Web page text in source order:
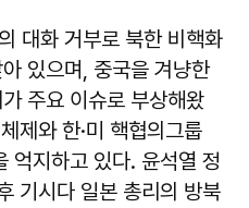
대화 거부로 북한 비핵화
있으며, 중국을 겨냥한
주요 이슈로 부상해왔
제와 한·미 핵협의그룹
억지하고 있다. 윤석열 정
기시다 일본 총리의 방북